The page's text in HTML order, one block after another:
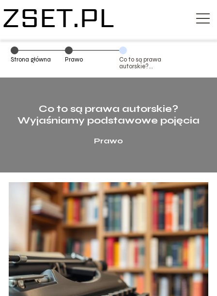
Strona główna Prawo
Co to są prawa
autorskie?
podstawowe
Co to są prawa autorskie?
Wyjaśniamy podstawowe pojęcia
Prawo